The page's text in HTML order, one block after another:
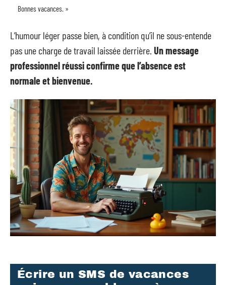
Bonnes vacances. »
L’humour léger passe bien, à condition qu’il ne sous-entende
pas une charge de travail laissée derrière. Un message
professionnel réussi confirme que l’absence est
normale et bienvenue.
Écrire un SMS de vacances